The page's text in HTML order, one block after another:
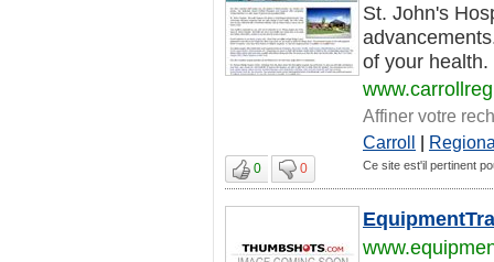
St. John's
of your
Affiner votre
Carroll |
0 0 Ce site est'il pertinent